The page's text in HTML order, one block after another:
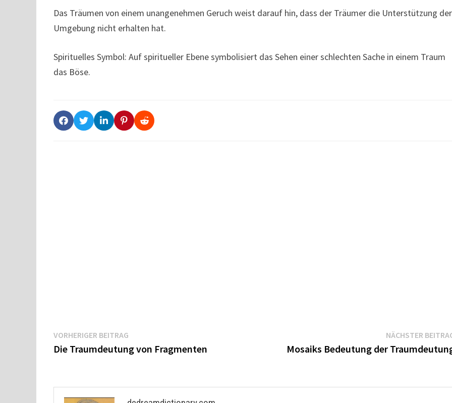
Das Träumen von einem unangenehmen Geruch weist darauf hin, dass der Träumer die Unterstützung der
Umgebung nicht erhalten hat.
Spirituelles Symbol: Auf spiritueller Ebene symbolisiert das Sehen einer schlechten Sache in einem Traum
das Böse.
Beitragsnavigation
VORHERIGER BEITRAG
Beitrag:
Die Traumdeutung von Fragmenten
NÄCHSTER
Mosaiks Bedeutung der